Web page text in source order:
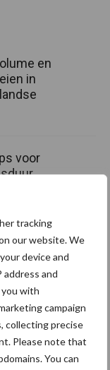
tracking
our website. We
device and
address and
with
campaign
collecting precise
Please note that
You can
en
in
voor
is in